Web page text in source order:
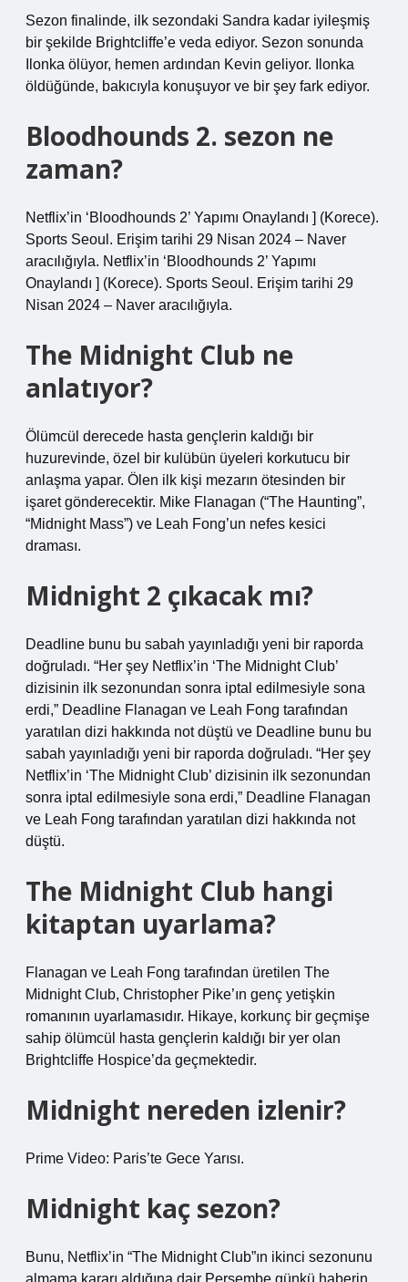
Sezon finalinde, ilk sezondaki Sandra kadar iyileşmiş
bir şekilde Brightcliffe’e veda ediyor. Sezon sonunda
Ilonka ölüyor, hemen ardından Kevin geliyor. Ilonka
öldüğünde, bakıcıyla konuşuyor ve bir şey fark ediyor.
Bloodhounds 2. sezon ne
zaman?
Netflix’in ‘Bloodhounds 2’ Yapımı Onaylandı ] (Korece).
Sports Seoul. Erişim tarihi 29 Nisan 2024 – Naver
aracılığıyla. Netflix’in ‘Bloodhounds 2’ Yapımı
Onaylandı ] (Korece). Sports Seoul. Erişim tarihi 29
Nisan 2024 – Naver aracılığıyla.
The Midnight Club ne
anlatıyor?
Ölümcül derecede hasta gençlerin kaldığı bir
huzurevinde, özel bir kulübün üyeleri korkutucu bir
anlaşma yapar. Ölen ilk kişi mezarın ötesinden bir
işaret gönderecektir. Mike Flanagan (“The Haunting”,
“Midnight Mass”) ve Leah Fong’un nefes kesici
draması.
Midnight 2 çıkacak mı?
Deadline bunu bu sabah yayınladığı yeni bir raporda
doğruladı. “Her şey Netflix’in ‘The Midnight Club’
dizisinin ilk sezonundan sonra iptal edilmesiyle sona
erdi,” Deadline Flanagan ve Leah Fong tarafından
yaratılan dizi hakkında not düştü ve Deadline bunu bu
sabah yayınladığı yeni bir raporda doğruladı. “Her şey
Netflix’in ‘The Midnight Club’ dizisinin ilk sezonundan
sonra iptal edilmesiyle sona erdi,” Deadline Flanagan
ve Leah Fong tarafından yaratılan dizi hakkında not
düştü.
The Midnight Club hangi
kitaptan uyarlama?
Flanagan ve Leah Fong tarafından üretilen The
Midnight Club, Christopher Pike’ın genç yetişkin
romanının uyarlamasıdır. Hikaye, korkunç bir geçmişe
sahip ölümcül hasta gençlerin kaldığı bir yer olan
Brightcliffe Hospice’da geçmektedir.
Midnight nereden izlenir?
Prime Video: Paris’te Gece Yarısı.
Midnight kaç sezon?
Bunu, Netflix’in “The Midnight Club”ın ikinci sezonunu
almama kararı aldığına dair Perşembe günkü haberin